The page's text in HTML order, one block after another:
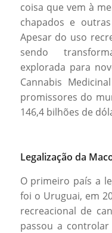
coisa que vem à
chapados e
Apesar do uso
sendo
explorada para
Cannabis
promissores do
146,4 bilhões de
Legalização da
O primeiro país a
foi o Uruguai, em
recreacional de
passou a